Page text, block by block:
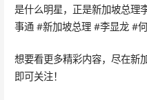
是什么明星，正是新加坡总理
事通 #新加坡总理 #李显龙 #
想要看更多精彩内容，尽在新
即可关注！